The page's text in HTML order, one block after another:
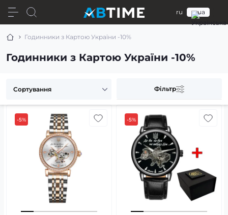
ru ua
Годинники з Картою України -10%
Годинники з Картою України -10%
Фільтр
-5% -5%